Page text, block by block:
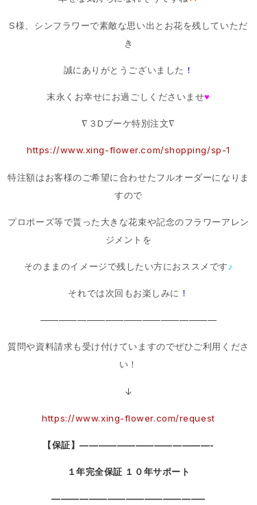
S様、シンフラワーで素敵な思い出とお花を残していただ
き
誠にありがとうございました ！
末永くお幸せにお過ごしくださいませ♥
∇３Dブーケ特別注文∇
https://www.xing-flower.com/shopping/sp-1
特注額はお客様のご希望に合わせたフルオーダーになりま
すので
プロポーズ等で貰った大きな花束や記念のフラワーアレン
ジメントを
そのままのイメージで残したい方におススメです♪
それでは次回もお楽しみに ！
———————————————————
質問や資料請求も受け付けていますのでぜひご利用くださ
い！
↓
https://www.xing-flower.com/request
【保証】——————————————-
１年完全保証 １０年サポート
————————————————–